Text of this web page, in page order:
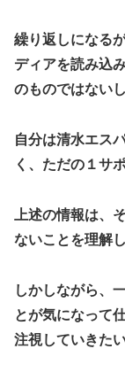
繰り返しになる
ディアを読み込
のものではない
自分は清水エス
く、ただの１サ
上述の情報は、
ないことを理解
しかしながら、
とが気になって
注視していきたい